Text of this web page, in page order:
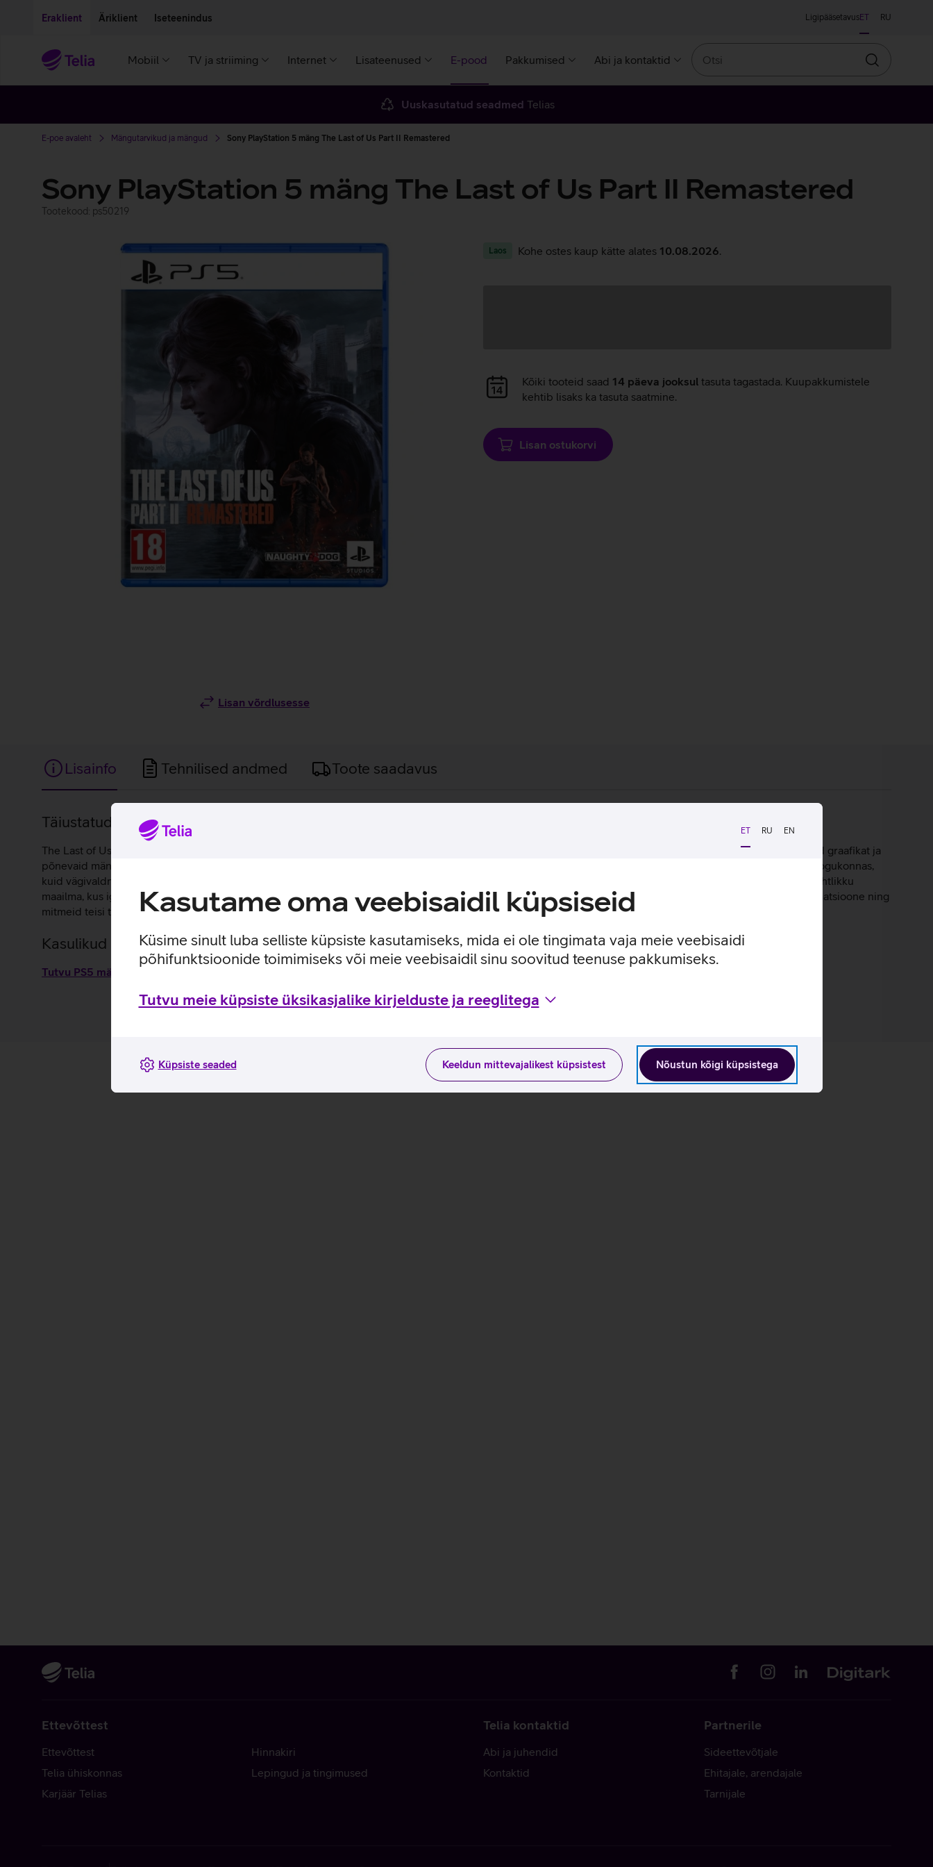
ET RU EN
Kasutame oma veebisaidil küpsiseid
Küsime sinult luba selliste küpsiste kasutamiseks, mida ei ole tingimata vaja meie veebisaidi
põhifunktsioonide toimimiseks või meie veebisaidil sinu soovitud teenuse pakkumiseks.
Tutvu meie küpsiste üksikasjalike kirjelduste ja reeglitega
Nõustun kõigi küpsistega
Keeldun mittevajalikest küpsistest
Küpsiste seaded
Eraklient Äriklient Iseteenindus LigipääsetavusET RU
Mobiil TV ja striiming Internet Lisateenused E-pood Pakkumised Abi ja kontaktid
Otsin
Uuskasutatud seadmed Telias
E-poe avaleht Mängutarvikud ja mängud Sony PlayStation 5 mäng The Last of Us Part II Remastered
Sony PlayStation 5 mäng The Last of Us Part II Remastered
Tootekood: ps50219
Lisan võrdlusesse
Laos Kohe ostes kaup kätte alates 10.08.2026
Andmete
laadimine
Kõiki tooteid saad 14 päeva jooksul tasuta tagastada. Kuupakkumistele
kehtib lisaks ka tasuta saatmine.
Lisan ostukorvi
Lisainfo Tehnilised andmed Toote saadavus
Lisainfo
Täiustatud seiklus ellujäämise ja õigluse nimel.
The Last of Us Part II Remastered mäng annab võimaluse kogeda Ellie ja Abby lugu uuesti või avastada see esmakordselt. Uuendatud versioon pakub täiustatud graafikat ja
põnevaid mängurežiime, mis avavad loo täiesti uuel tasandil. Viis aastat pärast rännakut läbi pandeemiajärgse Ameerika on Ellie ja Joel leidnud rahu Jacksoni kogukonnas,
kuid vägivaldne sündmus purustab selle tasakaalu. Ellie asub halastamatule teekonnale, et otsida õiglust ja leida hingeline rahu, samal ajal kui mängija avastab ohtlikku
maailma, kus iga samm toob kaasa uusi väljakutseid. Mäng pakub teravamaid tekstuure, kaugemale ulatuvat detailide kuvamist, paremaid varje, sujuvamaid animatsioone ning
mitmeid teisi täiendusi.
Kasulikud lingid
Tutvu PS5 mängu The Last of Us Part II Remastered omaduste ja kasutusviisidega tootja kodulehel
Ettevõttest
Ettevõttest
Telia ühiskonnas
Karjäär Telias
Hinnakiri
Lepingud ja tingimused
Telia kontaktid
Abi ja juhendid
Kontaktid
Partnerile
Sideettevõtjale
Ehitajale, arendajale
Tarnijale